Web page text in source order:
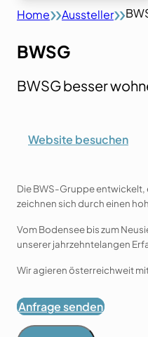
Home Aussteller
BWSG
BWSG besser
Website besuchen
Die BWS-Gruppe
zeichnen sich durch einen
Vom Bodensee bis zum
unserer jahrzehntelangen
Wir agieren österreichweit
Anfrage senden